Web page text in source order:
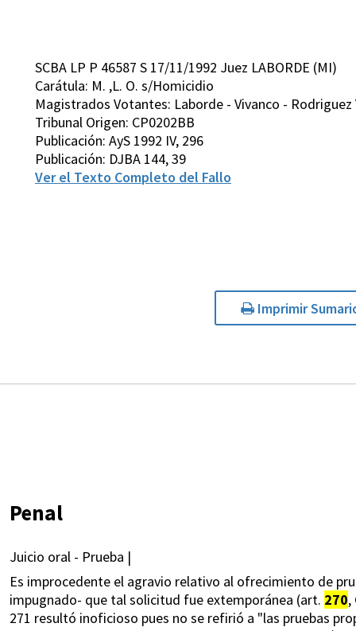
SCBA LP P 46587 S 17/11/1992 Juez LABORDE (MI)
Carátula: M. ,L. O. s/Homicidio
Magistrados Votantes: Laborde - Vivanco -
Tribunal Origen: CP0202BB
Publicación: AyS 1992 IV, 296
Publicación: DJBA 144, 39
Ver el Texto Completo del Fallo
Imprimir
Penal
Juicio oral - Prueba |
Es improcedente el agravio relativo al ofrecimiento de
impugnado- que tal solicitud fue extemporánea (art. 270,
271 resultó inoficioso pues no se refirió a "las pruebas